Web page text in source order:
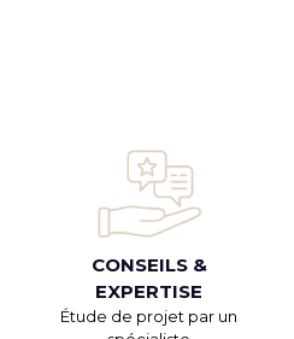
CONSEILS &
EXPERTISE
Étude de projet par un